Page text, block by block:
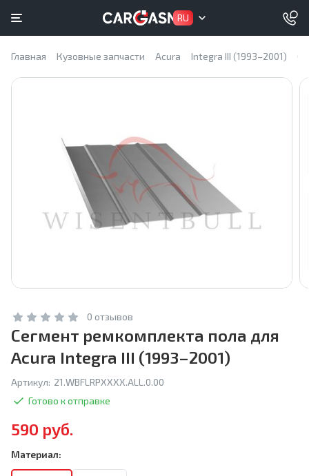
RU
Главная Кузовные запчасти Acura Integra III (1993–2001)
0 отзывов
Сегмент ремкомплекта пола для
Acura Integra III (1993–2001)
Артикул: 21.WBFLRPXXXX.ALL.0.00
Готово к отправке
590 руб.
Материал: